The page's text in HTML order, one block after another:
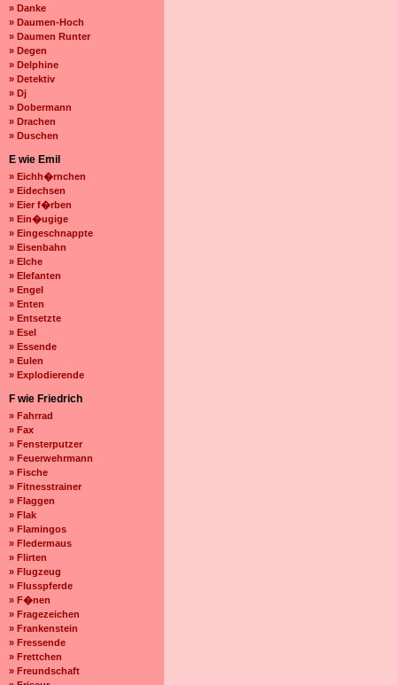
» Danke
» Daumen-Hoch
» Daumen Runter
» Degen
» Delphine
» Detektiv
» Dj
» Dobermann
» Drachen
» Duschen
E wie Emil
» Eichh�rnchen
» Eidechsen
» Eier f�rben
» Ein�ugige
» Eingeschnappte
» Eisenbahn
» Elche
» Elefanten
» Engel
» Enten
» Entsetzte
» Esel
» Essende
» Eulen
» Explodierende
F wie Friedrich
» Fahrrad
» Fax
» Fensterputzer
» Feuerwehrmann
» Fische
» Fitnesstrainer
» Flaggen
» Flak
» Flamingos
» Fledermaus
» Flirten
» Flugzeug
» Flusspferde
» F�nen
» Fragezeichen
» Frankenstein
» Fressende
» Frettchen
» Freundschaft